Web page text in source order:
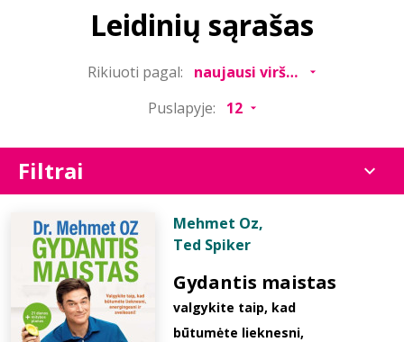
Leidinių sąrašas
Rikiuoti pagal:
Puslapyje:
Filtrai
Mehmet Oz,
Ted Spiker
Gydantis maistas
valgykite taip, kad
būtumėte lieknesni,